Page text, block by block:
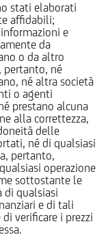
stati elaborati
affidabili;
e
da
o da altro
pertanto, né
né altra società
o agenti
prestano alcuna
alla correttezza,
delle
né di qualsiasi
pertanto,
operazione
sottostante le
di qualsiasi
e di tali
verificare i prezzi